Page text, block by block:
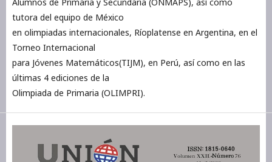
tutora del equipo de México
en olimpiadas internacionales, Ríoplatense en Argentina, en el
Torneo Internacional
para Jóvenes Matemáticos(TIJM), en Perú, así como en las
últimas 4 ediciones de la
Olimpiada de Primaria (OLIMPRI).